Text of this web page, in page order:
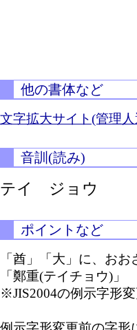
他の書体など
文字拡大サイト(管理
音訓(読み)
テイ ジョウ
ポイントなど
「酋」「大」に、おお
「鄭重(テイチョウ)」
※JIS2004の例示字形